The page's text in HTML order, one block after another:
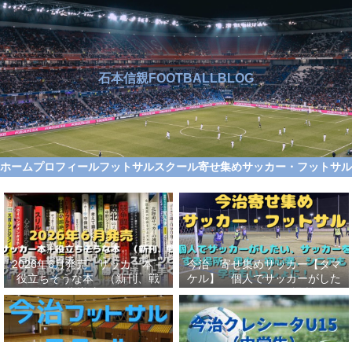
石本信親FOOTBALLBLOG
ホームプロフィールフットサルスクール寄せ集めサッカー・フット
2026年6月発売 サッカー本＋
役立ちそうな本 （新刊、戦
術、自伝、指導法、トレンド、
スポーツビジネス、高校サッカ
ー）勝つ方法、上手くなる方法
を見つけよう！
今治 寄せ集めサッカー【タマ
ケル】 個人でサッカーがした
い、サッカーをする場所、男
女、初心者、シニアも学生もい
っしょに！【タマケル】